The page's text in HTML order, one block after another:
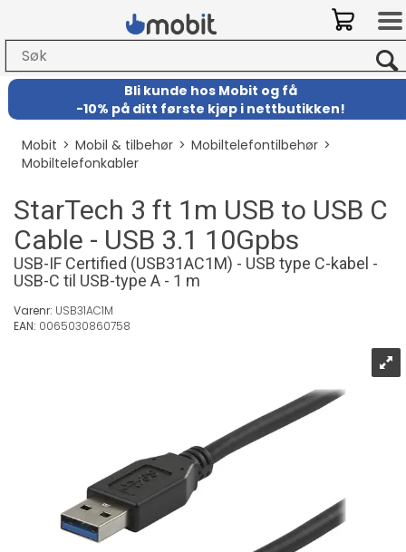
Bli kunde hos Mobit og få
-10% på ditt første kjøp i nettbutikken!
Mobit>Mobil & tilbehør>Mobiltelefontilbehør>
Mobiltelefonkabler
StarTech 3 ft 1m USB to USB C
Cable - USB 3.1 10Gpbs
USB-IF Certified (USB31AC1M) - USB type C-kabel -
USB-C til USB-type A - 1 m
Varenr: USB31AC1M
EAN: 0065030860758